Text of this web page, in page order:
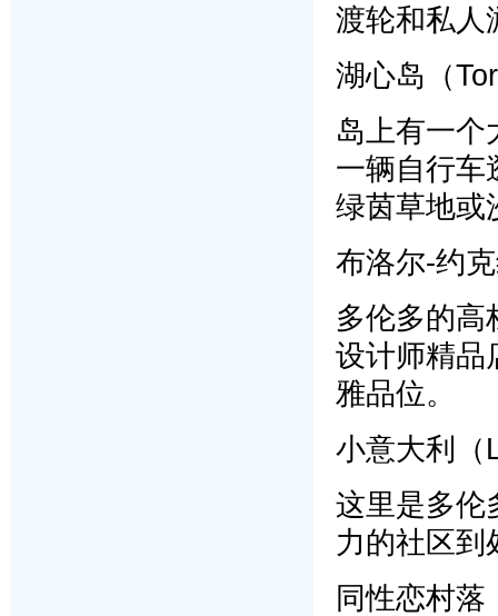
渡轮和私人
湖心岛（
岛上有一个
一辆自行车
绿茵草地或
布洛尔-约
多伦多的高
设计师精品
雅品位。
小意大利（
这里是多伦
力的社区到
同性恋村